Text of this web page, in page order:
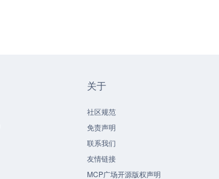
关于
社区规范
免责声明
联系我们
友情链接
MCP广场开源版权声明